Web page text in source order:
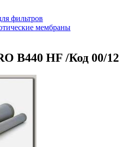
фильтров
мембраны
B440 HF /Код 00/